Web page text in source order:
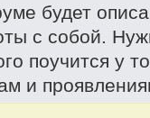
будет
с собой.
поучится у
и